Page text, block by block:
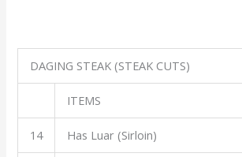
DAGING STEAK (STEAK CUTS)
ITEMS
14 Has Luar (Sirloin)